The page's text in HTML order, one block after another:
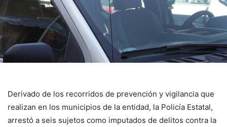
Derivado de los recorridos de prevención y vigilancia que
realizan en los municipios de la entidad, la Policía Estatal,
arrestó a seis sujetos como imputados de delitos contra la